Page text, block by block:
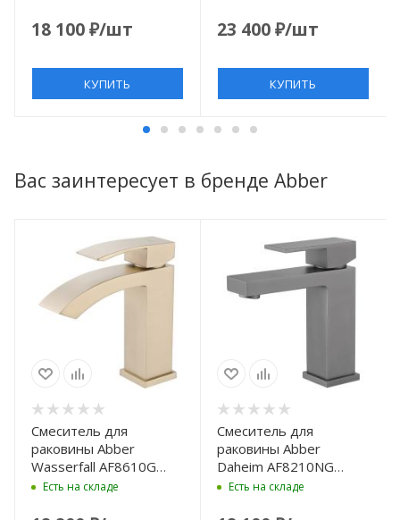
18 100₽/шт
КУПИТЬ
23 400₽/шт
КУПИТЬ
Вас заинтересует в бренде Abber
Смеситель для
раковины Abber
Wasserfall AF8610G
золотой матовый
Есть на складе
Смеситель для
раковины Abber
Daheim AF8210NG
никель
Есть на складе